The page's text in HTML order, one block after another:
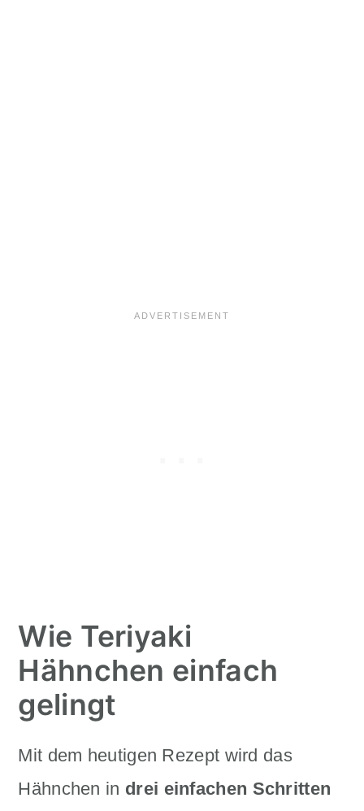
Wie Teriyaki
Hähnchen einfach
gelingt
Mit dem heutigen Rezept wird das
Hähnchen in drei einfachen Schritten